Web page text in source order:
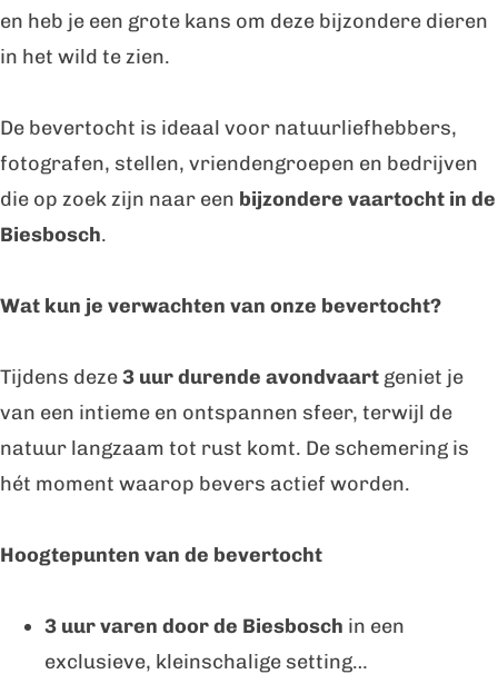
o
s
h
s
b
s
c
h
en heb je een grote kans om deze bijzondere dieren
in het wild te zien.
De bevertocht is ideaal voor natuurliefhebbers,
fotografen, stellen, vriendengroepen en bedrijven
die op zoek zijn naar een bijzondere vaartocht in de
Biesbosch.
Wat kun je verwachten van onze bevertocht?
Tijdens deze3 uur durende avondvaart geniet je
van een intieme en ontspannen sfeer, terwijl de
natuur langzaam tot rust komt. De schemering is
hét moment waarop bevers actief worden.
Hoogtepunten van de bevertocht
3 uur varen door de Biesbosch in een
exclusieve, kleinschalige setting…